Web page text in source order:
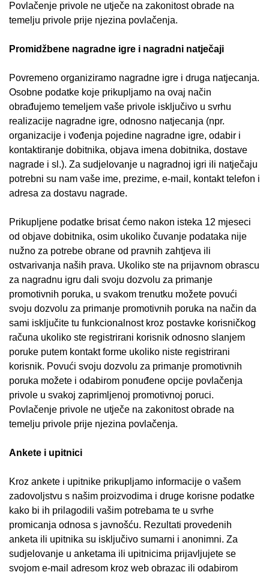
Povlačenje privole ne utječe na zakonitost obrade na
temelju privole prije njezina povlačenja.
Promidžbene nagradne igre i nagradni natječaji
Povremeno organiziramo nagradne igre i druga natjecanja.
Osobne podatke koje prikupljamo na ovaj način
obrađujemo temeljem vaše privole isključivo u svrhu
realizacije nagradne igre, odnosno natjecanja (npr.
organizacije i vođenja pojedine nagradne igre, odabir i
kontaktiranje dobitnika, objava imena dobitnika, dostave
nagrade i sl.). Za sudjelovanje u nagradnoj igri ili natječaju
potrebni su nam vaše ime, prezime, e-mail, kontakt telefon i
adresa za dostavu nagrade.
Prikupljene podatke brisat ćemo nakon isteka 12 mjeseci
od objave dobitnika, osim ukoliko čuvanje podataka nije
nužno za potrebe obrane od pravnih zahtjeva ili
ostvarivanja naših prava. Ukoliko ste na prijavnom obrascu
za nagradnu igru dali svoju dozvolu za primanje
promotivnih poruka, u svakom trenutku možete povući
svoju dozvolu za primanje promotivnih poruka na način da
sami isključite tu funkcionalnost kroz postavke korisničkog
računa ukoliko ste registrirani korisnik odnosno slanjem
poruke putem kontakt forme ukoliko niste registrirani
korisnik. Povući svoju dozvolu za primanje promotivnih
poruka možete i odabirom ponuđene opcije povlačenja
privole u svakoj zaprimljenoj promotivnoj poruci.
Povlačenje privole ne utječe na zakonitost obrade na
temelju privole prije njezina povlačenja.
Ankete i upitnici
Kroz ankete i upitnike prikupljamo informacije o vašem
zadovoljstvu s našim proizvodima i druge korisne podatke
kako bi ih prilagodili vašim potrebama te u svrhe
promicanja odnosa s javnošću. Rezultati provedenih
anketa ili upitnika su isključivo sumarni i anonimni. Za
sudjelovanje u anketama ili upitnicima prijavljujete se
svojom e-mail adresom kroz web obrazac ili odabirom